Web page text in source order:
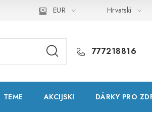
Natural Health Store Rječnik pojmova
EUR Hrvatski
777218816
TEME AKCIJSKI DÁRKY PRO